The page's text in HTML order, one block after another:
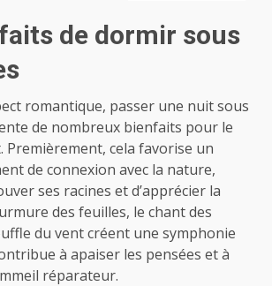
de dormir sous
romantique, passer une nuit sous
de nombreux bienfaits pour le
Premièrement, cela favorise un
de connexion avec la nature,
ses racines et d’apprécier la
des feuilles, le chant des
du vent créent une symphonie
à apaiser les pensées et à
réparateur.